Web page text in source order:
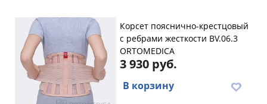
Корсет пояснично-крестцовый
с ребрами жесткости BV.06.3
ORTOMEDICA
3 930 руб.
В корзину